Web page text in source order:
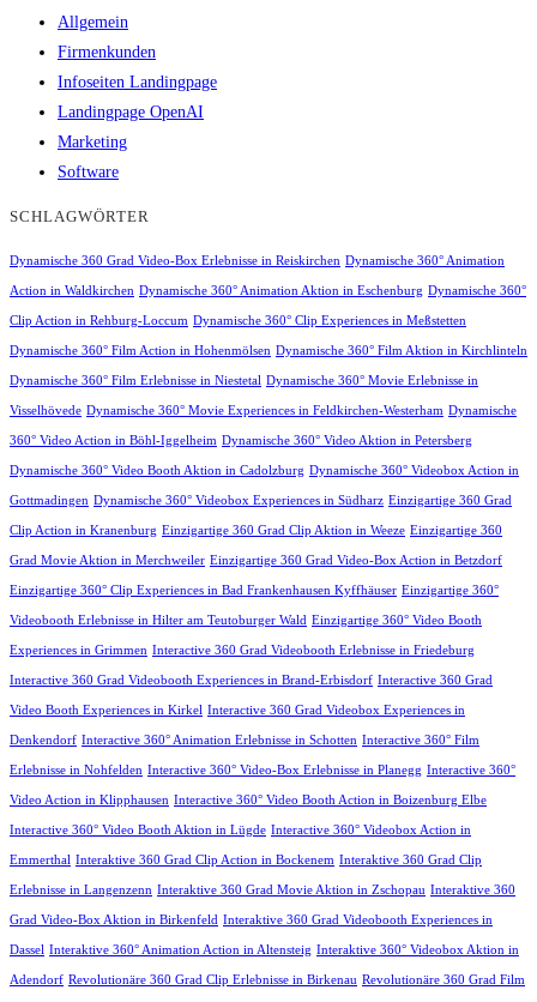
Allgemein
Firmenkunden
Infoseiten Landingpage
Landingpage OpenAI
Marketing
Software
SCHLAGWÖRTER
Dynamische 360 Grad Video-Box Erlebnisse in Reiskirchen Dynamische 360° Animation
Action in Waldkirchen Dynamische 360° Animation Aktion in Eschenburg Dynamische 360°
Clip Action in Rehburg-Loccum Dynamische 360° Clip Experiences in Meßstetten
Dynamische 360° Film Action in Hohenmölsen Dynamische 360° Film Aktion in Kirchlinteln
Dynamische 360° Film Erlebnisse in Niestetal Dynamische 360° Movie Erlebnisse in
Visselhövede Dynamische 360° Movie Experiences in Feldkirchen-Westerham Dynamische
360° Video Action in Böhl-Iggelheim Dynamische 360° Video Aktion in Petersberg
Dynamische 360° Video Booth Aktion in Cadolzburg Dynamische 360° Videobox Action in
Gottmadingen Dynamische 360° Videobox Experiences in Südharz Einzigartige 360 Grad
Clip Action in Kranenburg Einzigartige 360 Grad Clip Aktion in Weeze Einzigartige 360
Grad Movie Aktion in Merchweiler Einzigartige 360 Grad Video-Box Action in Betzdorf
Einzigartige 360° Clip Experiences in Bad Frankenhausen Kyffhäuser Einzigartige 360°
Videobooth Erlebnisse in Hilter am Teutoburger Wald Einzigartige 360° Video Booth
Experiences in Grimmen Interactive 360 Grad Videobooth Erlebnisse in Friedeburg
Interactive 360 Grad Videobooth Experiences in Brand-Erbisdorf Interactive 360 Grad
Video Booth Experiences in Kirkel Interactive 360 Grad Videobox Experiences in
Denkendorf Interactive 360° Animation Erlebnisse in Schotten Interactive 360° Film
Erlebnisse in Nohfelden Interactive 360° Video-Box Erlebnisse in Planegg Interactive 360°
Video Action in Klipphausen Interactive 360° Video Booth Action in Boizenburg Elbe
Interactive 360° Video Booth Aktion in Lügde Interactive 360° Videobox Action in
Emmerthal Interaktive 360 Grad Clip Action in Bockenem Interaktive 360 Grad Clip
Erlebnisse in Langenzenn Interaktive 360 Grad Movie Aktion in Zschopau Interaktive 360
Grad Video-Box Aktion in Birkenfeld Interaktive 360 Grad Videobooth Experiences in
Dassel Interaktive 360° Animation Action in Altensteig Interaktive 360° Videobox Aktion in
Adendorf Revolutionäre 360 Grad Clip Erlebnisse in Birkenau Revolutionäre 360 Grad Film